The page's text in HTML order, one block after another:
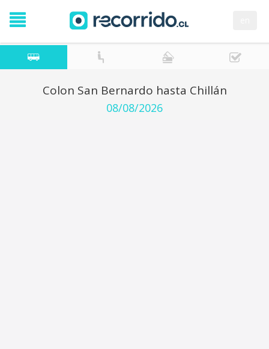
Colon San Bernardo hasta Chillán
08/08/2026